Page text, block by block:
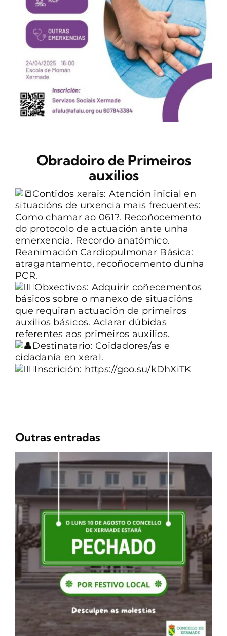
CONTACTO
Obradoiro de Primeiros
auxilios
Contidos xerais: Atención inicial en
situacións de urxencia mais frecuentes:
Como chamar ao 061?. Recoñocemento
do protocolo de actuación ante unha
emerxencia. Recordo anatómico.
Reanimación Cardiopulmonar Básica:
atragantamento, recoñocemento dunha
PCR.
Obxectivos: Adquirir coñecementos
básicos sobre o manexo de situacións
que requiran actuación de primeiros
auxilios básicos. Aclarar dúbidas
referentes aos primeiros auxilios.
Destinatario: Coidadores/as e
cidadanía en xeral.
Inscrición: https://goo.su/kDhXiTK
Outras entradas